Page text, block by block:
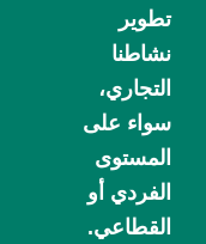
تطوير
نشاطنا
التجاري،
سواء على
المستوى
الفردي أو
القطاعي.